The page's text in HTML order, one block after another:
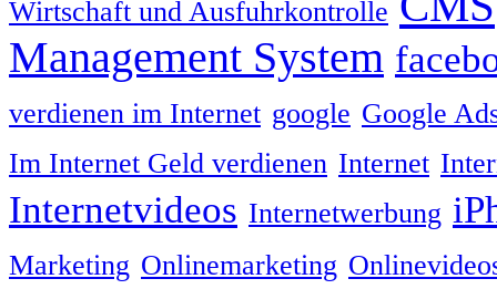
Wirtschaft und Ausfuhrkontrolle
Management System
verdienen im Internet google Google
Im Internet Geld verdienen Internet
Internetvideos Internetwerbung
Marketing Onlinemarketing